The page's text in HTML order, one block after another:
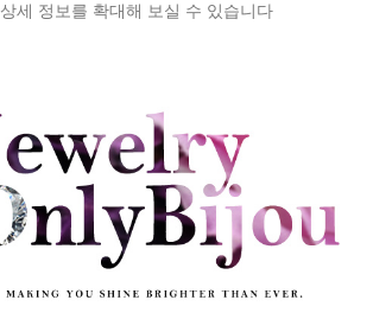
상세 정보를 확대해 보실 수 있습니다